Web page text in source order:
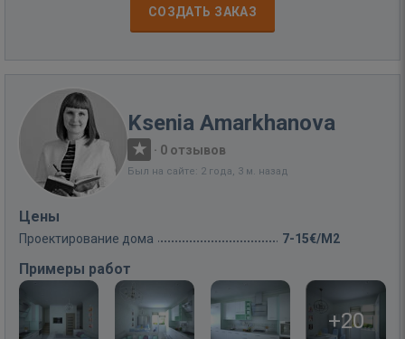
СОЗДАТЬ ЗАКАЗ
Ksenia Amarkhanova
· 0 отзывов
Был на сайте: 2 года, 3 м. назад
Цены
Проектирование дома 7-15€/M2
Примеры работ
+20